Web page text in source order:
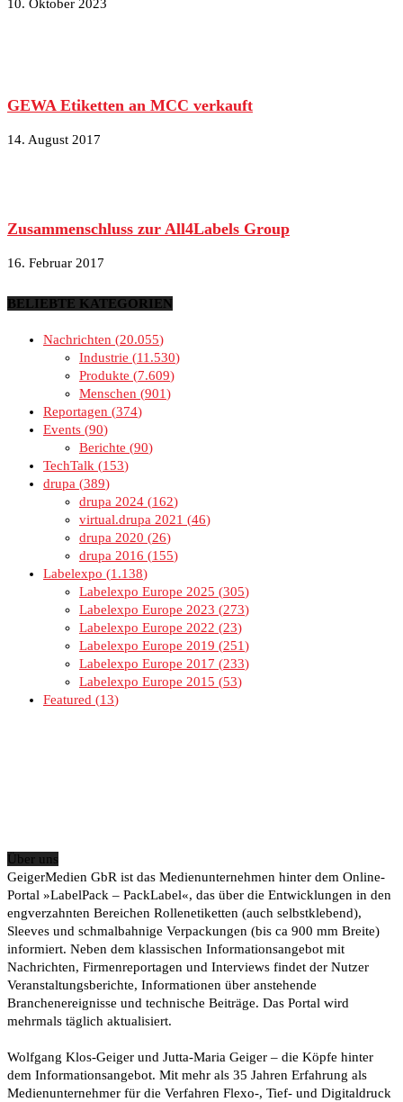
10. Oktober 2023
GEWA Etiketten an MCC verkauft
14. August 2017
Zusammenschluss zur All4Labels Group
16. Februar 2017
BELIEBTE KATEGORIEN
Nachrichten
20.055
Industrie
11.530
Produkte
7.609
Menschen
901
Reportagen
374
Events 90
Berichte
90
TechTalk
153
drupa
389
drupa 2024
162
virtual.drupa 2021
46
drupa 2020
26
drupa 2016
155
Labelexpo
1.138
Labelexpo Europe 2025
305
Labelexpo Europe 2023
273
Labelexpo Europe 2022
23
Labelexpo Europe 2019
251
Labelexpo Europe 2017
233
Labelexpo Europe 2015
53
Featured
13
Über uns
GeigerMedien GbR ist das Medienunternehmen hinter dem Online-
Portal »LabelPack – PackLabel«, das über die Entwicklungen in den
engverzahnten Bereichen Rollenetiketten (auch selbstklebend),
Sleeves und schmalbahnige Verpackungen (bis ca 900 mm Breite)
informiert. Neben dem klassischen Informationsangebot mit
Nachrichten, Firmenreportagen und Interviews findet der Nutzer
Veranstaltungsberichte, Informationen über anstehende
Branchenereignisse und technische Beiträge. Das Portal wird
mehrmals täglich aktualisiert.
Wolfgang Klos-Geiger und Jutta-Maria Geiger – die Köpfe hinter
dem Informationsangebot. Mit mehr als 35 Jahren Erfahrung als
Medienunternehmer für die Verfahren Flexo-, Tief- und Digitaldruck